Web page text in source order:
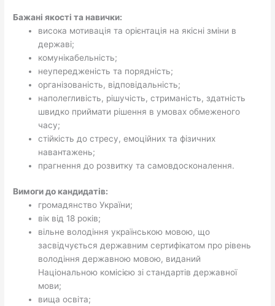
Бажані якості та навички:
висока мотивація та орієнтація на якісні зміни в
державі;
комунікабельність;
неупередженість та порядність;
організованість, відповідальність;
наполегливість, рішучість, стриманість, здатність
швидко приймати рішення в умовах обмеженого
часу;
стійкість до стресу, емоційних та фізичних
навантажень;
прагнення до розвитку та самовдосконалення.
Вимоги до кандидатів:
громадянство України;
вік від 18 років;
вільне володіння українською мовою, що
засвідчується державним сертифікатом про рівень
володіння державною мовою, виданий
Національною комісією зі стандартів державної
мови;
вища освіта;